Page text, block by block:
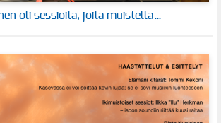
oli sessioita, joita muistella…